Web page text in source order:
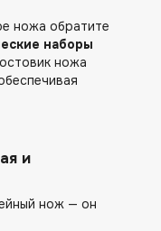
ножа обратите
наборы
ножа
и
нож — он